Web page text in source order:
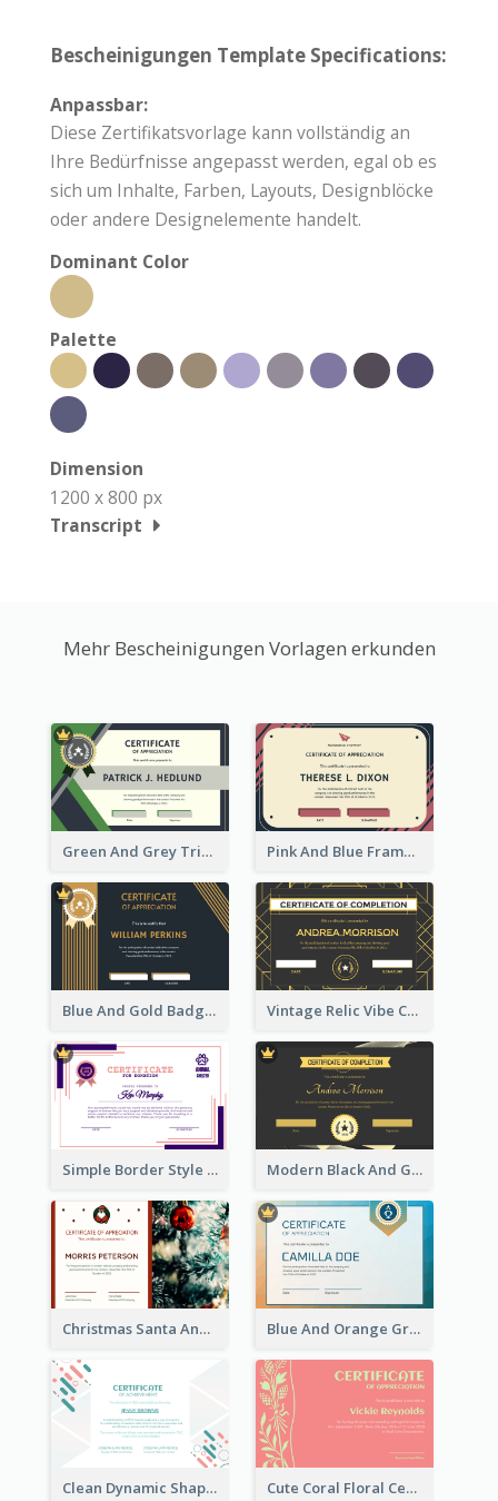
Bescheinigungen Template Specifications:
Anpassbar:
Diese Zertifikatsvorlage kann vollständig an
Ihre Bedürfnisse angepasst werden, egal ob es
sich um Inhalte, Farben, Layouts, Designblöcke
oder andere Designelemente handelt.
Dominant Color
Palette
Dimension
1200 x 800 px
Transcript
Mehr Bescheinigungen Vorlagen erkunden
Green And Grey Triangles With Badge Certificate Pink And Blue Frame Company Certificate
Blue And Gold Badge Appreciation Certificate Vintage Relic Vibe Certificate Design Template
Simple Border Style Certificate Design Template Modern Black And Gold Certificate Design Ideas
Christmas Santa And Tree Photo Certificate Blue And Orange Gradient Certificate
Clean Dynamic Shapes Achievement Certificate Design Cute Coral Floral Certificate Design For Appreciation